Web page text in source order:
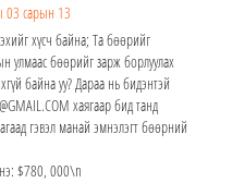
03 сарын 13
хүсч байна; Та бөөрийг
улмаас бөөрийг зарж борлуулах
байна уу? Дараа нь бидэнтэй
хаягаар бид танд
гэвэл манай эмнэлэгт бөөрний
$780, 000\n